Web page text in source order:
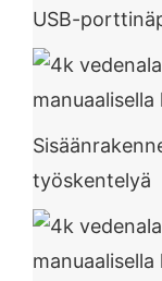
USB-
työskentelyä